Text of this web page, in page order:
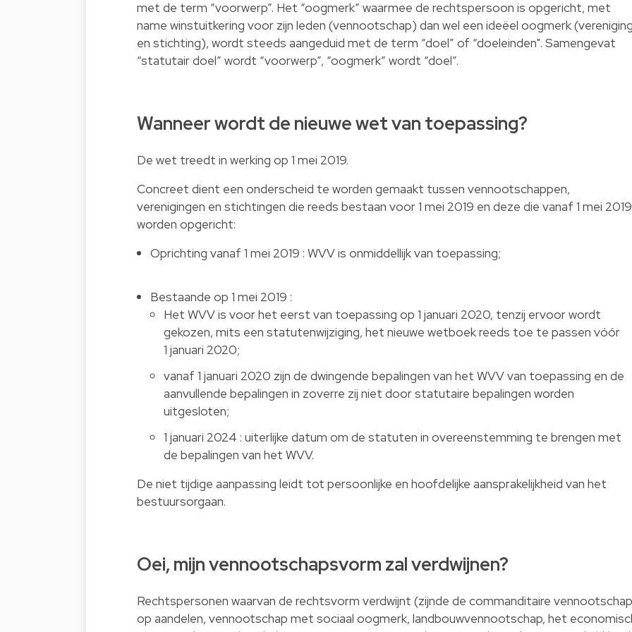
met de term “voorwerp”. Het “oogmerk” waarmee de rechtspersoon is opgericht, met
name winstuitkering voor zijn leden (vennootschap) dan wel een ideëel oogmerk
en stichting), wordt steeds aangeduid met de term “doel” of “doeleinden". Samengevat
“statutair doel” wordt “voorwerp”, “oogmerk” wordt “doel”.
Wanneer wordt de nieuwe wet van toepassing?
De wet treedt in werking op 1 mei 2019.
Concreet dient een onderscheid te worden gemaakt tussen vennootschappen,
verenigingen en stichtingen die reeds bestaan voor 1 mei 2019 en deze die vanaf 1 mei 2019
worden opgericht:
Oprichting vanaf 1 mei 2019 : WVV is onmiddellijk van toepassing;
Bestaande op 1 mei 2019 :
Het WVV is voor het eerst van toepassing op 1 januari 2020, tenzij ervoor wordt
gekozen, mits een statutenwijziging, het nieuwe wetboek reeds toe te passen vóór
1 januari 2020;
vanaf 1 januari 2020 zijn de dwingende bepalingen van het WVV van toepassing en de
aanvullende bepalingen in zoverre zij niet door statutaire bepalingen worden
uitgesloten;
1 januari 2024 : uiterlijke datum om de statuten in overeenstemming te brengen met
de bepalingen van het WVV.
De niet tijdige aanpassing leidt tot persoonlijke en hoofdelijke aansprakelijkheid van het
bestuursorgaan.
Oei, mijn vennootschapsvorm zal verdwijnen?
Rechtspersonen waarvan de rechtsvorm verdwijnt (zijnde de commanditaire vennootschap
op aandelen, vennootschap met sociaal oogmerk, landbouwvennootschap, het